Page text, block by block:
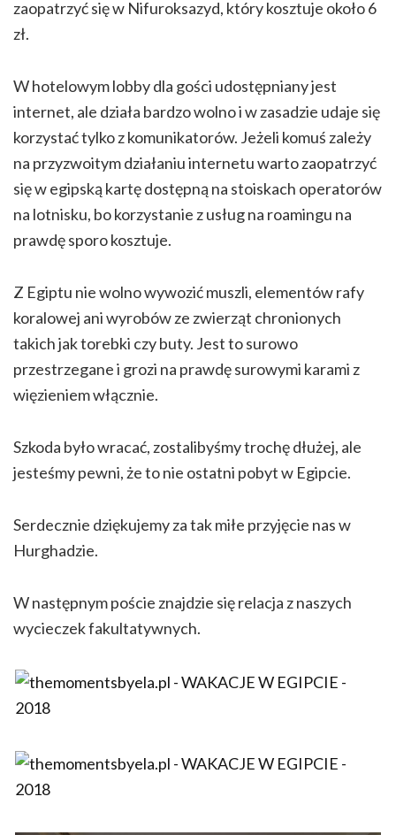
zaopatrzyć się w Nifuroksazyd, który kosztuje około 6
zł.
W hotelowym lobby dla gości udostępniany jest
internet, ale działa bardzo wolno i w zasadzie udaje się
korzystać tylko z komunikatorów. Jeżeli komuś zależy
na przyzwoitym działaniu internetu warto zaopatrzyć
się w egipską kartę dostępną na stoiskach operatorów
na lotnisku, bo korzystanie z usług na roamingu na
prawdę sporo kosztuje.
Z Egiptu nie wolno wywozić muszli, elementów rafy
koralowej ani wyrobów ze zwierząt chronionych
takich jak torebki czy buty. Jest to surowo
przestrzegane i grozi na prawdę surowymi karami z
więzieniem włącznie.
Szkoda było wracać, zostalibyśmy trochę dłużej, ale
jesteśmy pewni, że to nie ostatni pobyt w Egipcie.
Serdecznie dziękujemy za tak miłe przyjęcie nas w
Hurghadzie.
W następnym poście znajdzie się relacja z naszych
wycieczek fakultatywnych.